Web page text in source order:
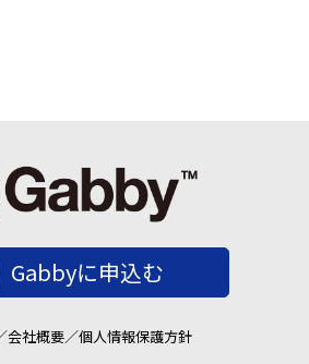
Gabbyに申込む
会社概要／個人情報保護方針